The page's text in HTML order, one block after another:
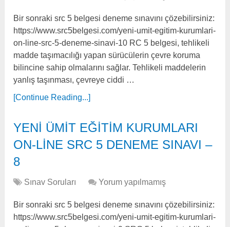
Bir sonraki src 5 belgesi deneme sınavını çözebilirsiniz:
https://www.src5belgesi.com/yeni-umit-egitim-kurumlari-
on-line-src-5-deneme-sinavi-10 RC 5 belgesi, tehlikeli
madde taşımacılığı yapan sürücülerin çevre koruma
bilincine sahip olmalarını sağlar. Tehlikeli maddelerin
yanlış taşınması, çevreye ciddi …
[Continue Reading...]
YENİ ÜMİT EĞİTİM KURUMLARI
ON-LİNE SRC 5 DENEME SINAVI –
8
Sınav Soruları Yorum yapılmamış
Bir sonraki src 5 belgesi deneme sınavını çözebilirsiniz:
https://www.src5belgesi.com/yeni-umit-egitim-kurumlari-